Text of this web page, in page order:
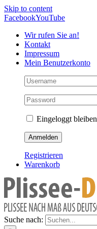
Skip to content
FacebookYouTube
Wir rufen Sie an!
Kontakt
Impressum
Mein Benutzerkonto
Eingeloggt bleiben
Registrieren
Warenkorb
Suche nach: